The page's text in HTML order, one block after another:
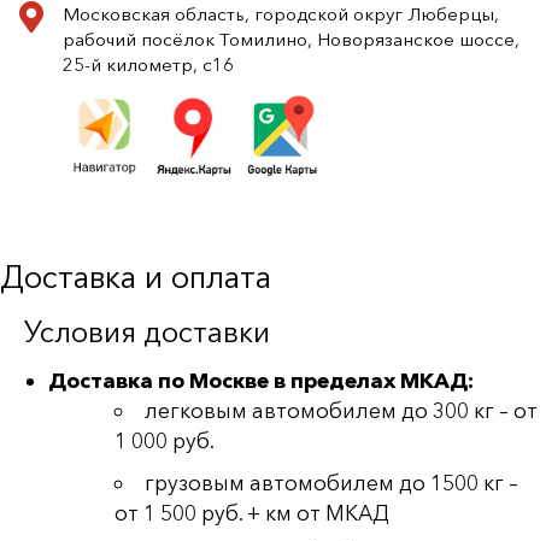
Московская область, городской округ Люберцы,
рабочий посёлок Томилино, Новорязанское шоссе,
25-й километр, с16
Доставка и оплата
Условия доставки
Доставка по Москве в пределах МКАД:
легковым автомобилем до 300 кг – от
1 000 руб.
грузовым автомобилем до 1500 кг –
от 1 500 руб. + км от МКАД